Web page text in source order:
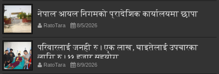
नेपाल आयल निगमको प्रादेशिक कार्यालयमा छापा
RatoTara 8/5/2026
परिवारलाई जनही रु। एक लाख, घाइतेलाई उपचारका
लागि रु। ११ हजार सहयोग
RatoTara 8/9/2026